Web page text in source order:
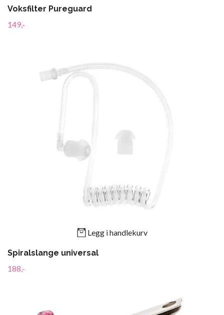
Voksfilter Pureguard
149,-
Legg i handlekurv
Spiralslange universal
188,-